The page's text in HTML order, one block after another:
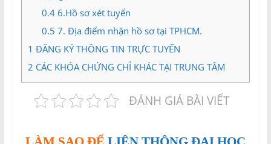
0.46.Hồ sơ xét tuyển
0.5 7. Địa điểm nhận hồ sơ tại TPHCM.
1 ĐĂNG KÝ THÔNG TIN TRỰC TUYẾN
2 CÁC KHÓA CHỨNG CHỈ KHÁC TẠI TRUNG TÂM
ĐÁNH GIÁ BÀI VIẾT